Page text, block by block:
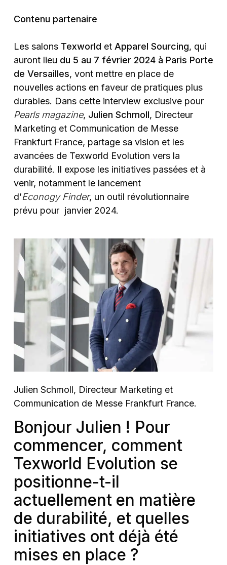
Contenu partenaire
Les salons Texworld et Apparel Sourcing, qui
auront lieu du 5 au 7 février 2024 à Paris Porte
de Versailles, vont mettre en place de
nouvelles actions en faveur de pratiques plus
durables. Dans cette interview exclusive pour
Pearls magazine, Julien Schmoll, Directeur
Marketing et Communication de Messe
Frankfurt France, partage sa vision et les
avancées de Texworld Evolution vers la
durabilité. Il expose les initiatives passées et à
venir, notamment le lancement
d’Econogy Finder, un outil révolutionnaire
prévu pour janvier 2024.
Julien Schmoll, Directeur Marketing et
Communication de Messe Frankfurt France.
Bonjour Julien ! Pour
commencer, comment
Texworld Evolution se
positionne-t-il
actuellement en matière
de durabilité, et quelles
initiatives ont déjà été
mises en place ?